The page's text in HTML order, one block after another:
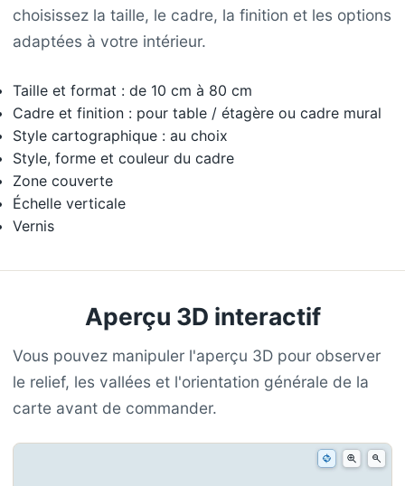
choisissez la taille, le cadre, la finition et les options
adaptées à votre intérieur.
Taille et format : de 10 cm à 80 cm
Cadre et finition : pour table / étagère ou cadre mural
Style cartographique : au choix
Style, forme et couleur du cadre
Zone couverte
Échelle verticale
Vernis
Aperçu 3D interactif
Vous pouvez manipuler l'aperçu 3D pour observer
le relief, les vallées et l'orientation générale de la
carte avant de commander.